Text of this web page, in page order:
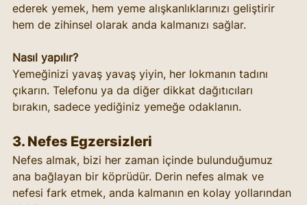
ederek yemek, hem yeme alışkanlıklarınızı geliştirir
hem de zihinsel olarak anda kalmanızı sağlar.
Nasıl yapılır?
Yemeğinizi yavaş yavaş yiyin, her lokmanın tadını
çıkarın. Telefonu ya da diğer dikkat dağıtıcıları
bırakın, sadece yediğiniz yemeğe odaklanın.
3. Nefes Egzersizleri
Nefes almak, bizi her zaman içinde bulunduğumuz
ana bağlayan bir köprüdür. Derin nefes almak ve
nefesi fark etmek, anda kalmanın en kolay yollarından